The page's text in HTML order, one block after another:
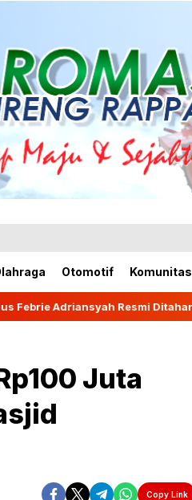
Otomotif Komunitas
Ditahan di Rutan KPK
Juta
Copy Link